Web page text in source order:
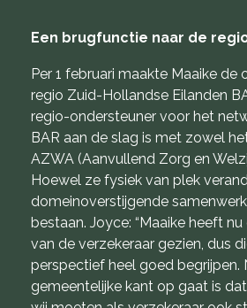
Een brugfunctie naar de
Per 1 februari maakte Maaike de
regio Zuid-Hollandse Eilanden
regio-ondersteuner voor het
BAR aan de slag is met zowel
AZWA (Aanvullend Zorg en
Hoewel ze fysiek van plek
domeinoverstijgende
bestaan. Joyce: “Maaike heeft
van de verzekeraar gezien, dus
perspectief heel goed begrijpen.
gemeentelijke kant op gaat is